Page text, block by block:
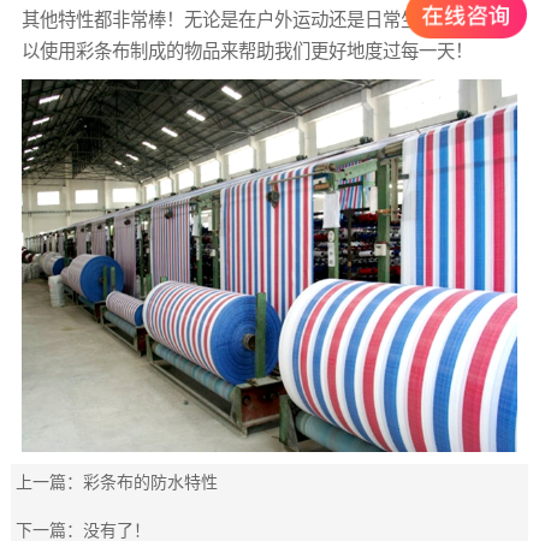
其他特性都非常棒！无论是在户外运动还是日常生活中，都可
以使用彩条布制成的物品来帮助我们更好地度过每一天！
上一篇：彩条布的防水特性
下一篇：没有了！